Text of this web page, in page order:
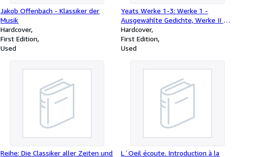
Jakob Offenbach - Klassiker der
Musik
Hardcover
First Edition
Used
Yeats Werke 1-3: Werke 1 -
Ausgewählte Gedichte, Werke II -
Erzählungen, Werke III - Dramen 1
Hardcover
First Edition
Used
Reihe: Die Classiker aller Zeiten und
L`Oeil écoute. Introduction à la